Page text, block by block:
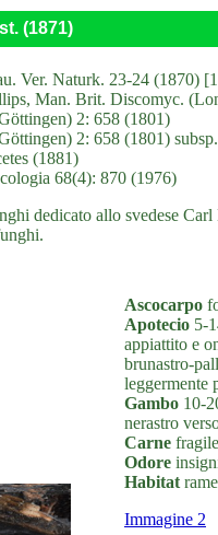
(1871)
Ver. Naturk. 23-24 (1870)
Man. Brit. Discomyc.
2: 658 (1801)
2: 658 (1801)
(1881)
68(4): 870 (1976)
dedicato allo svedese
Ascocarpo
Apotecio 5-
appiattito e
brunastro-
leggermente
Gambo 10-
nerastro
Carne
Odore
Habitat
Immagine 2